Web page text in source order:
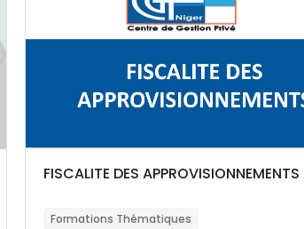
Catégorie de cours
Nom du cours
FISCALITE DES APPROVISIONNEMENTS
Formations Thématiques